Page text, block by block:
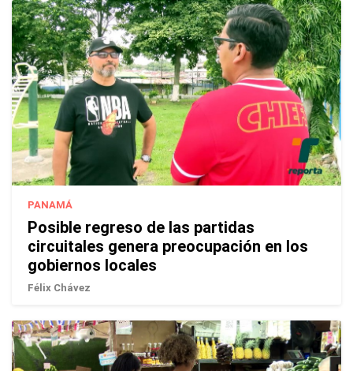
PANAMÁ
Posible regreso de las partidas
circuitales genera preocupación en los
gobiernos locales
Félix Chávez